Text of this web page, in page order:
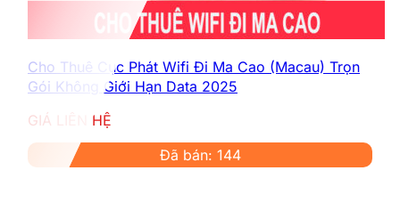
Cho Thuê Cục Phát Wifi Đi Ma Cao (Macau) Trọn
Gói Không Giới Hạn Data 2025
GIÁ LIÊN HỆ
Đã bán: 144